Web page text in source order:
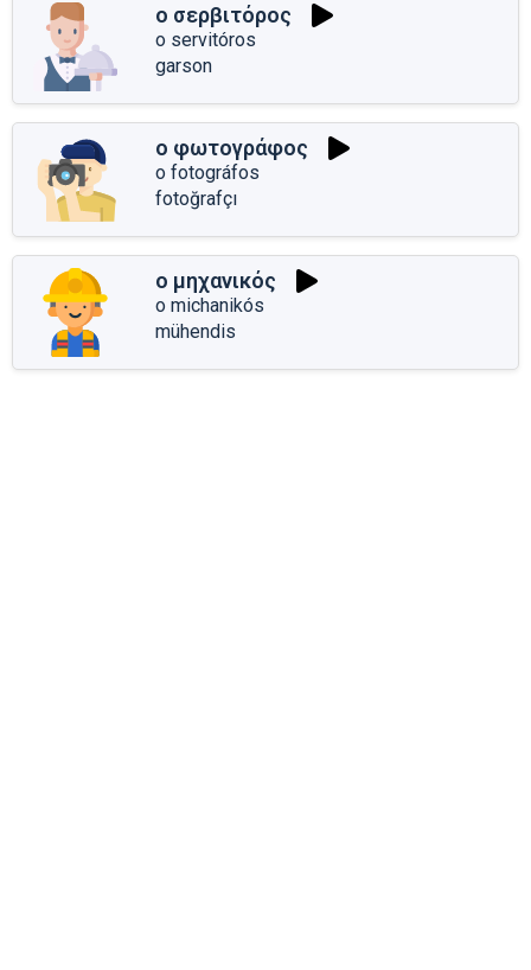
ο σερβιτόρος
o servitóros
garson
ο φωτογράφος
o fotográfos
fotoğrafçı
ο μηχανικός
o michanikós
mühendis